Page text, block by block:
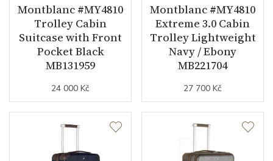
Montblanc #MY4810
Trolley Cabin
Suitcase with Front
Pocket Black
MB131959
24 000 Kč
Montblanc #MY4810
Extreme 3.0 Cabin
Trolley Lightweight
Navy / Ebony
MB221704
27 700 Kč